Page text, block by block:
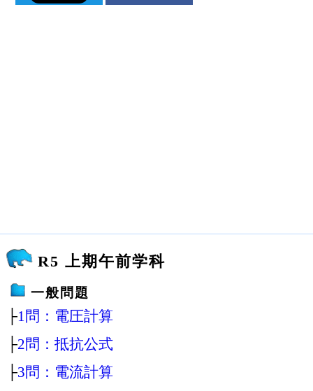
R5 上期午前学科
一般問題
├1問：電圧計算
├2問：抵抗公式
├3問：電流計算